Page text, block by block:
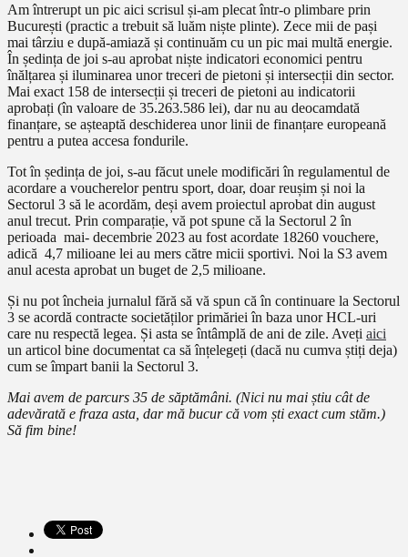
Am întrerupt un pic aici scrisul și-am plecat într-o plimbare prin
București (practic a trebuit să luăm niște plinte). Zece mii de pași
mai târziu e după-amiază și continuăm cu un pic mai multă energie.
În ședința de joi s-au aprobat niște indicatori economici pentru
înălțarea și iluminarea unor treceri de pietoni și intersecții din sector.
Mai exact 158 de intersecții și treceri de pietoni au indicatorii
aprobați (în valoare de 35.263.586 lei), dar nu au deocamdată
finanțare, se așteaptă deschiderea unor linii de finanțare europeană
pentru a putea accesa fondurile.
Tot în ședința de joi, s-au făcut unele modificări în regulamentul de
acordare a voucherelor pentru sport, doar, doar reușim și noi la
Sectorul 3 să le acordăm, deși avem proiectul aprobat din august
anul trecut. Prin comparație, vă pot spune că la Sectorul 2 în
perioada mai- decembrie 2023 au fost acordate 18260 vouchere,
adică 4,7 milioane lei au mers către micii sportivi. Noi la S3 avem
anul acesta aprobat un buget de 2,5 milioane.
Și nu pot încheia jurnalul fără să vă spun că în continuare la Sectorul
3 se acordă contracte societăților primăriei în baza unor HCL-uri
care nu respectă legea. Și asta se întâmplă de ani de zile. Aveți aici
un articol bine documentat ca să înțelegeți (dacă nu cumva știți deja)
cum se împart banii la Sectorul 3.
Mai avem de parcurs 35 de săptămâni. (Nici nu mai știu cât de
adevărată e fraza asta, dar mă bucur că vom ști exact cum stăm.)
Să fim bine!